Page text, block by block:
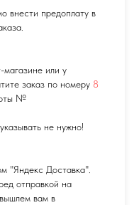
внести предоплату в
или у
заказ по номеру 8
№
не нужно!
"Яндекс Доставка".
отправкой на
вам в